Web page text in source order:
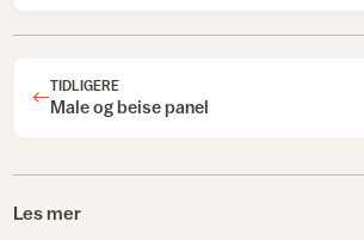
TIDLIGERE
Male og beise panel
Les mer